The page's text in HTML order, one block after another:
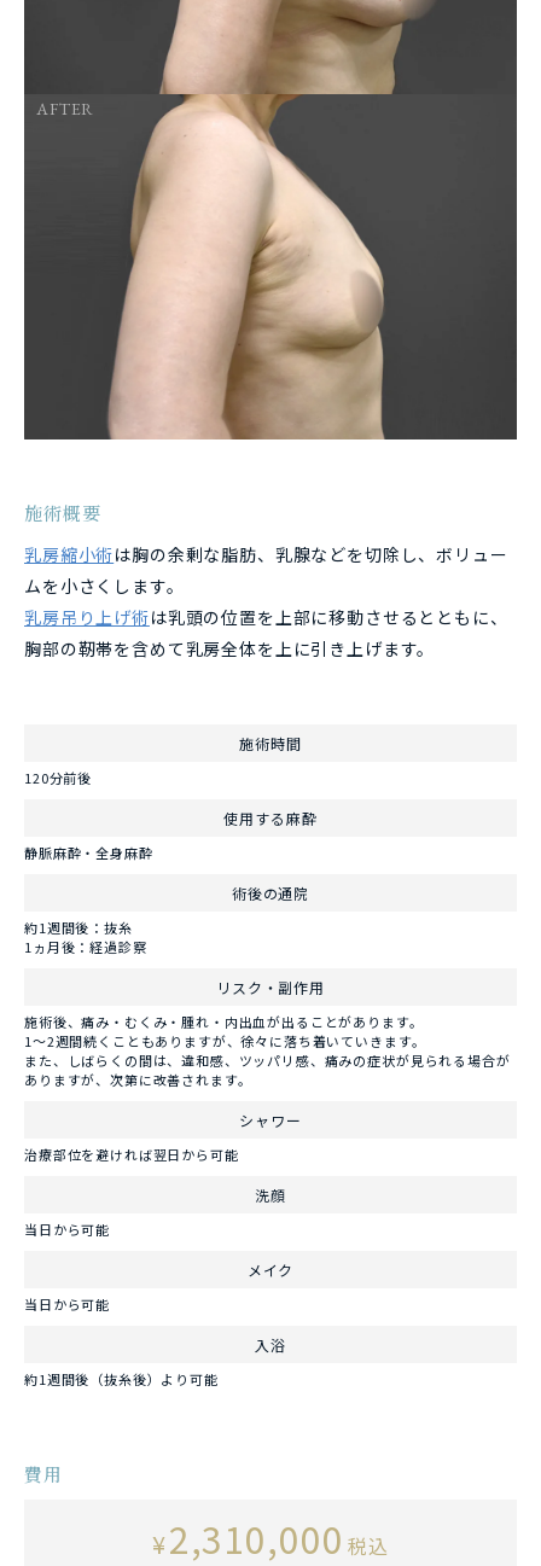
AFTER
施術概要
乳房縮小術は胸の余剰な脂肪、乳腺などを切除し、ボリュー
ムを小さくします。
乳房吊り上げ術は乳頭の位置を上部に移動させるとともに、
胸部の靭帯を含めて乳房全体を上に引き上げます。
施術時間
120分前後
使用する麻酔
静脈麻酔・全身麻酔
術後の通院
約1週間後：抜糸
1ヵ月後：経過診察
リスク・副作用
施術後、痛み・むくみ・腫れ・内出血が出ることがあります。
1～2週間続くこともありますが、徐々に落ち着いていきます。
また、しばらくの間は、違和感、ツッパリ感、痛みの症状が見られる場合が
ありますが、次第に改善されます。
シャワー
治療部位を避ければ翌日から可能
洗顔
当日から可能
メイク
当日から可能
入浴
約1週間後（抜糸後）より可能
費用
¥2,310,000 税込